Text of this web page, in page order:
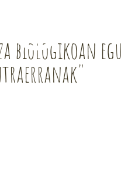
biologikoan